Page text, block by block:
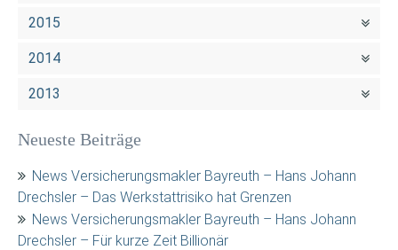
2015
2014
2013
Neueste Beiträge
News Versicherungsmakler Bayreuth – Hans Johann
Drechsler – Das Werkstattrisiko hat Grenzen
News Versicherungsmakler Bayreuth – Hans Johann
Drechsler – Für kurze Zeit Billionär